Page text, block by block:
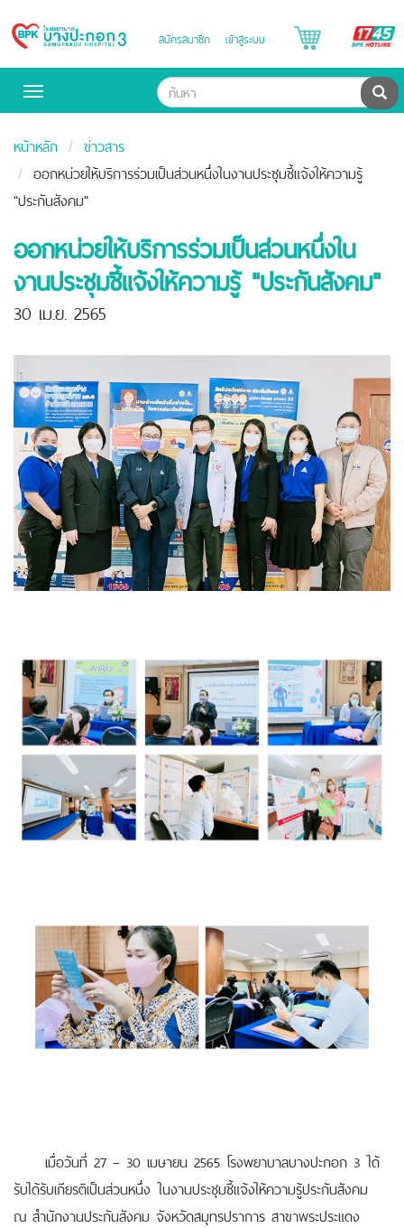
Bangpakok
สมัครสมาชิก เข้าสู่ระบบ
Toggle
ค้น
หน้าหลัก
ข่าวสาร
ออกหน่วยให้บริการร่วมเป็นส่วนหนึ่งในงานประชุมชี้แจ้งให้ความรู้
"ประกันสังคม"
ออกหน่วยให้บริการร่วมเป็นส่วนหนึ่งใน
งานประชุมชี้แจ้งให้ความรู้ "ประกันสังคม"
30 เม.ย. 2565
เมื่อวันที่ 27 – 30 เมษายน 2565 โรงพยาบาลบางปะกอก 3 ได้
รับได้รับเกียรติเป็นส่วนหนึ่ง ในงานประชุมชี้แจ้งให้ความรู้ประกันสังคม
ณ สำนักงานประกันสังคม จังหวัดสมุทรปราการ สาขาพระประแดง